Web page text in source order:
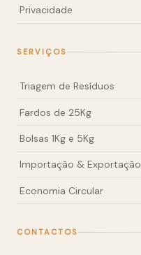
Privacidade
SERVIÇOS
Triagem de Resíduos
Fardos de 25Kg
Bolsas 1Kg e 5Kg
Importação & Exportação
Economia Circular
CONTACTOS